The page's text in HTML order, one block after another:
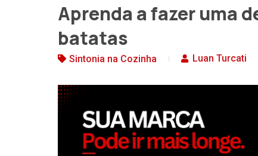
Aprenda a fazer uma
batatas
Sintonia na Cozinha Luan Turcati